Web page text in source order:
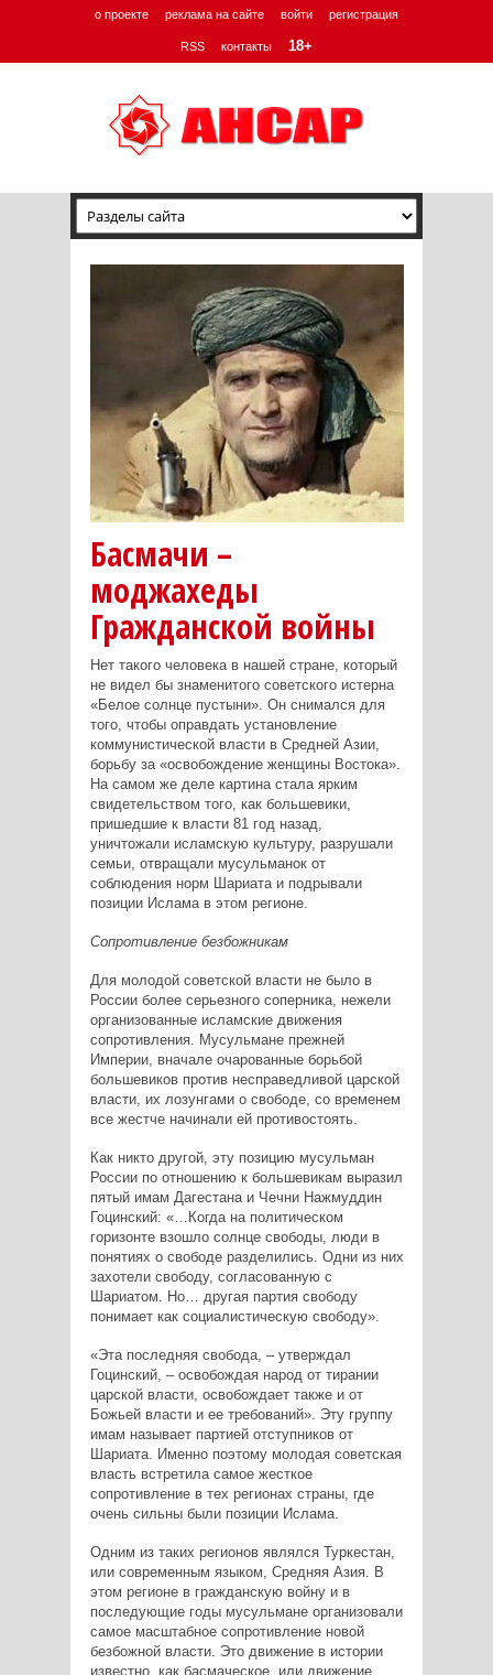
о проекте реклама на сайте войти регистрация
RSS контакты 18+
Басмачи –
моджахеды
Гражданской войны
Нет такого человека в нашей стране, который
не видел бы знаменитого советского истерна
«Белое солнце пустыни». Он снимался для
того, чтобы оправдать установление
коммунистической власти в Средней Азии,
борьбу за «освобождение женщины Востока».
На самом же деле картина стала ярким
свидетельством того, как большевики,
пришедшие к власти 81 год назад,
уничтожали исламскую культуру, разрушали
семьи, отвращали мусульманок от
соблюдения норм Шариата и подрывали
позиции Ислама в этом регионе.
Сопротивление безбожникам
Для молодой советской власти не было в
России более серьезного соперника, нежели
организованные исламские движения
сопротивления. Мусульмане прежней
Империи, вначале очарованные борьбой
большевиков против несправедливой царской
власти, их лозунгами о свободе, со временем
все жестче начинали ей противостоять.
Как никто другой, эту позицию мусульман
России по отношению к большевикам выразил
пятый имам Дагестана и Чечни Нажмуддин
Гоцинский: «…Когда на политическом
горизонте взошло солнце свободы, люди в
понятиях о свободе разделились. Одни из них
захотели свободу, согласованную с
Шариатом. Но… другая партия свободу
понимает как социалистическую свободу».
«Эта последняя свобода, – утверждал
Гоцинский, – освобождая народ от тирании
царской власти, освобождает также и от
Божьей власти и ее требований». Эту группу
имам называет партией отступников от
Шариата. Именно поэтому молодая советская
власть встретила самое жесткое
сопротивление в тех регионах страны, где
очень сильны были позиции Ислама.
Одним из таких регионов являлся Туркестан,
или современным языком, Средняя Азия. В
этом регионе в гражданскую войну и в
последующие годы мусульмане организовали
самое масштабное сопротивление новой
безбожной власти. Это движение в истории
известно, как басмаческое, или движение